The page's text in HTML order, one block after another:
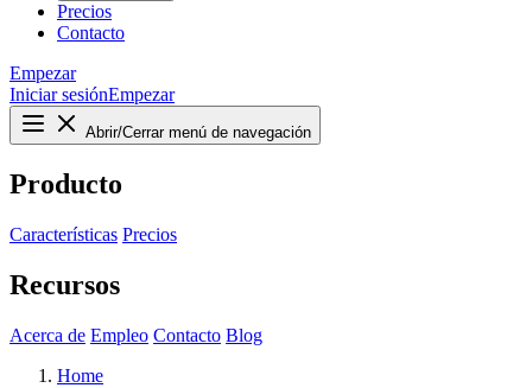
Precios
Contacto
Empezar
Iniciar sesiónEmpezar
Abrir/Cerrar menú de navegación
Producto
Características Precios
Recursos
Acerca de Empleo Contacto Blog
Home